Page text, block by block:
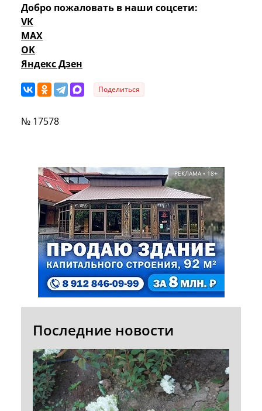
Добро пожаловать в наши соцсети:
VK
MAX
OK
Яндекс Дзен
Поделиться
№ 17578
РЕКЛАМА • 18+
Последние новости